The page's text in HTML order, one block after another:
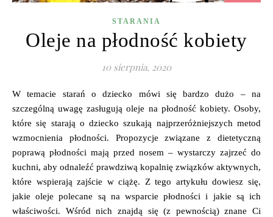
STARANIA
Oleje na płodność kobiety
10 sierpnia, 2020
W temacie starań o dziecko mówi się bardzo dużo – na
szczególną uwagę zasługują oleje na płodność kobiety. Osoby,
które się starają o dziecko szukają najprzeróżniejszych metod
wzmocnienia płodności. Propozycje związane z dietetyczną
poprawą płodności mają przed nosem – wystarczy zajrzeć do
kuchni, aby odnaleźć prawdziwą kopalnię związków aktywnych,
które wspierają zajście w ciążę. Z tego artykułu dowiesz się,
jakie oleje polecane są na wsparcie płodności i jakie są ich
właściwości. Wśród nich znajdą się (z pewnością) znane Ci